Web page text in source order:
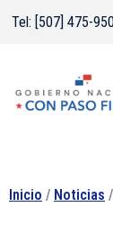
Tel: [507] 475-
Inicio / Noticias